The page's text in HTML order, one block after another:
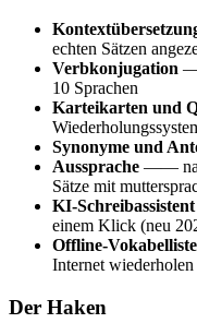
echten Sätzen
Verbkonjugation
10 Sprachen
Karteikarten und
Synonyme und
Aussprache ——
Sätze mit
KI-Schreibassistent
einem Klick (neu
Offline-
Internet wiederholen
Der Haken